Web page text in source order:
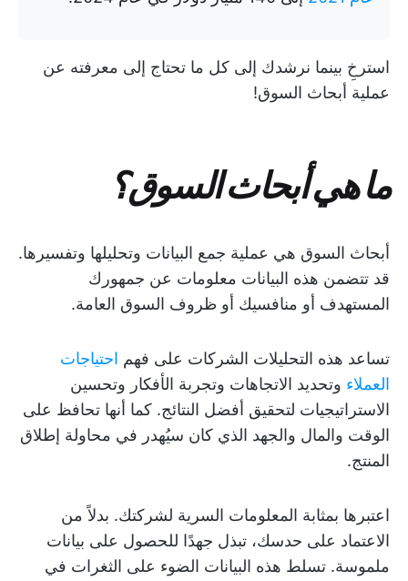
استرخِ بينما نرشدك إلى كل ما تحتاج إلى معرفته عن
عملية أبحاث السوق!
ما هي أبحاث السوق؟
أبحاث السوق هي عملية جمع البيانات وتحليلها وتفسيرها.
قد تتضمن هذه البيانات معلومات عن جمهورك
المستهدف أو منافسيك أو ظروف السوق العامة.
تساعد هذه التحليلات الشركات على فهم احتياجات
العملاء وتحديد الاتجاهات وتجربة الأفكار وتحسين
الاستراتيجيات لتحقيق أفضل النتائج. كما أنها تحافظ على
الوقت والمال والجهد الذي كان سيُهدر في محاولة إطلاق
المنتج.
اعتبرها بمثابة المعلومات السرية لشركتك. بدلاً من
الاعتماد على حدسك، تبذل جهدًا للحصول على بيانات
ملموسة. تسلط هذه البيانات الضوء على الثغرات في